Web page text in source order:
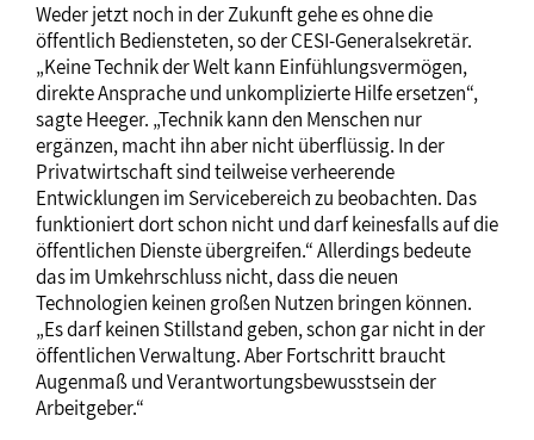
Weder jetzt noch in der Zukunft gehe es ohne die
öffentlich Bediensteten, so der CESI-Generalsekretär.
„Keine Technik der Welt kann Einfühlungsvermögen,
direkte Ansprache und unkomplizierte Hilfe ersetzen“,
sagte Heeger. „Technik kann den Menschen nur
ergänzen, macht ihn aber nicht überflüssig. In der
Privatwirtschaft sind teilweise verheerende
Entwicklungen im Servicebereich zu beobachten. Das
funktioniert dort schon nicht und darf keinesfalls auf die
öffentlichen Dienste übergreifen.“ Allerdings bedeute
das im Umkehrschluss nicht, dass die neuen
Technologien keinen großen Nutzen bringen können.
„Es darf keinen Stillstand geben, schon gar nicht in der
öffentlichen Verwaltung. Aber Fortschritt braucht
Augenmaß und Verantwortungsbewusstsein der
Arbeitgeber.“